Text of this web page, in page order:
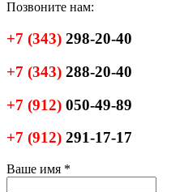
Позвоните нам:
+7 (343) 298-20-40
+7 (343) 288-20-40
+7 (912) 050-49-89
+7 (912) 291-17-17
Ваше имя *